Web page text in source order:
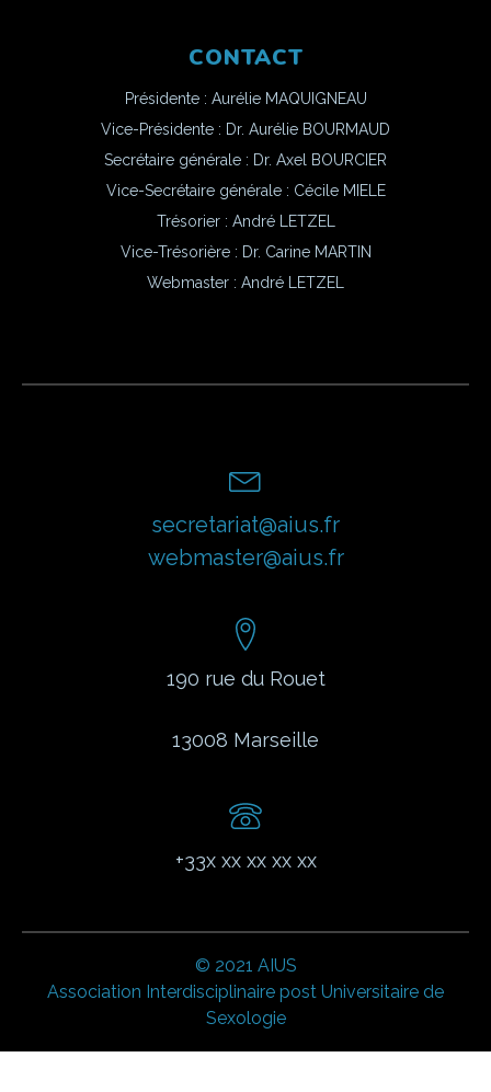
CONTACT
Présidente : Aurélie MAQUIGNEAU
Vice-Présidente : Dr. Aurélie BOURMAUD
Secrétaire générale : Dr. Axel BOURCIER
Vice-Secrétaire générale : Cécile MIELE
Trésorier : André LETZEL
Vice-Trésorière : Dr. Carine MARTIN
Webmaster : André LETZEL
secretariat@aius.fr
webmaster@aius.fr
190 rue du Rouet
13008 Marseille
+33x xx xx xx xx
© 2021 AIUS
Association Interdisciplinaire post Universitaire de
Sexologie